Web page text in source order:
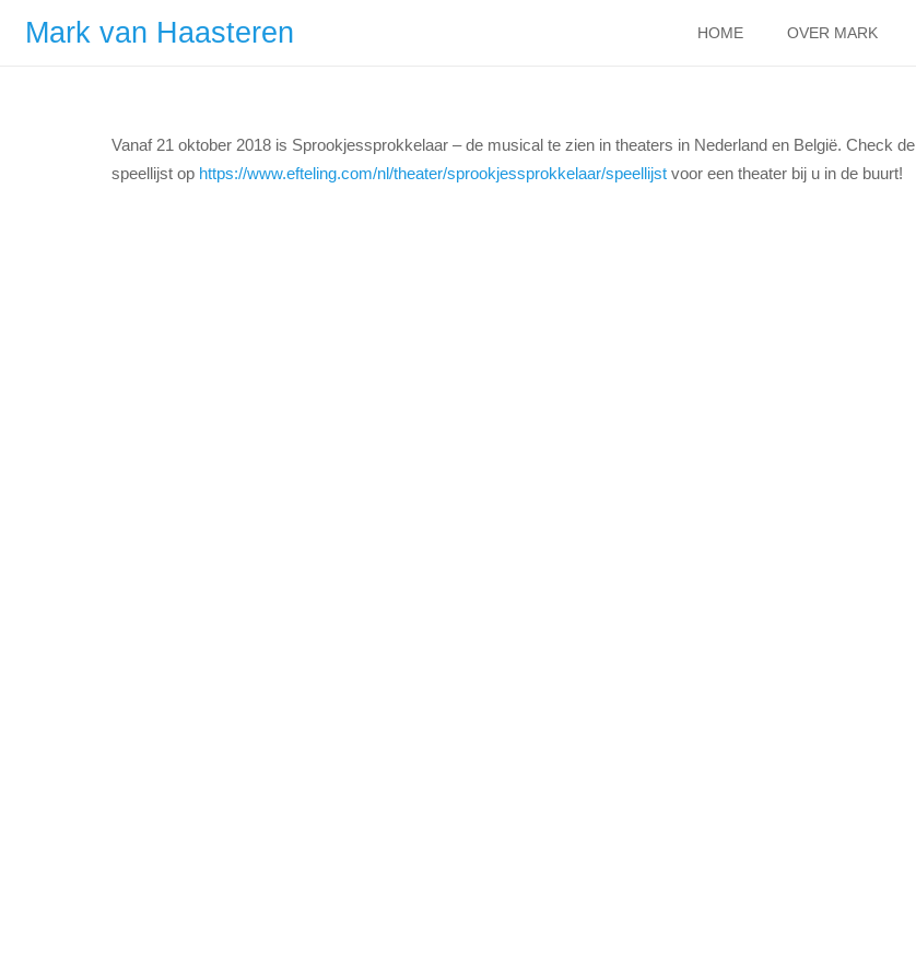
Mark van Haasteren HOME OVER MARK
Vanaf 21 oktober 2018 is Sprookjessprokkelaar – de musical te zien in theaters in Nederland en België. Check de
speellijst op https://www.efteling.com/nl/theater/sprookjessprokkelaar/speellijst voor een theater bij u in de buurt!